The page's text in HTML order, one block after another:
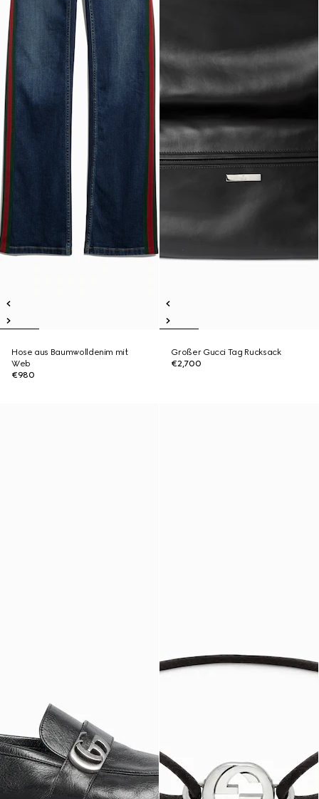
Hose aus Baumwolldenim mit
Web
€980
Großer Gucci Tag Rucksack
€2,700